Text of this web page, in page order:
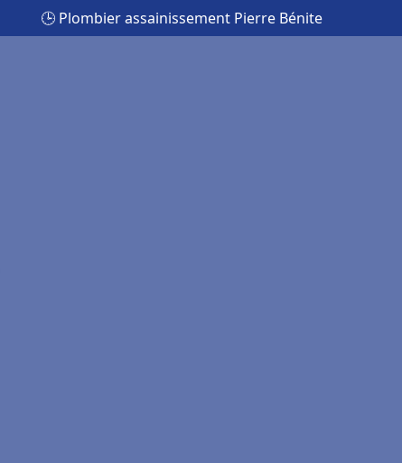
🕒 Plombier assainissement Pierre Bénite